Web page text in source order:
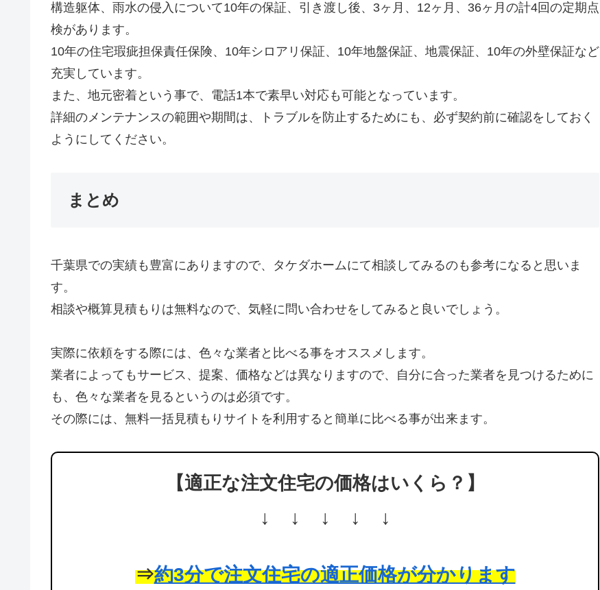
構造躯体、雨水の侵入について10年の保証、引き渡し後、3ヶ月、12ヶ月、36ヶ月の計4回の定期点
検があります。
10年の住宅瑕疵担保責任保険、10年シロアリ保証、10年地盤保証、地震保証、10年の外壁保証など
充実しています。
また、地元密着という事で、電話1本で素早い対応も可能となっています。
詳細のメンテナンスの範囲や期間は、トラブルを防止するためにも、必ず契約前に確認をしておく
ようにしてください。
まとめ
千葉県での実績も豊富にありますので、タケダホームにて相談してみるのも参考になると思いま
す。
相談や概算見積もりは無料なので、気軽に問い合わせをしてみると良いでしょう。
実際に依頼をする際には、色々な業者と比べる事をオススメします。
業者によってもサービス、提案、価格などは異なりますので、自分に合った業者を見つけるために
も、色々な業者を見るというのは必須です。
その際には、無料一括見積もりサイトを利用すると簡単に比べる事が出来ます。
【適正な注文住宅の価格はいくら？】
↓ ↓ ↓ ↓ ↓
⇒約3分で注文住宅の適正価格が分かります